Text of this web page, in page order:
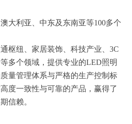
大利亚、中东及东南亚等100多个
枢纽、家居装饰、科技产业、3C
多个领域，提供专业的LED照明
量管理体系与严格的生产控制标
度一致性与可靠的产品，赢得了
信赖。